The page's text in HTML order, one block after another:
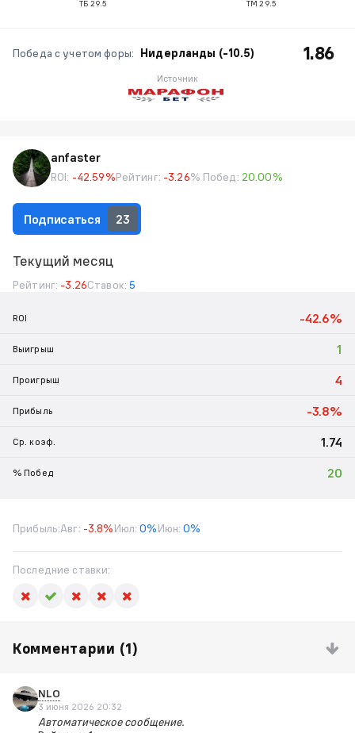
ТБ 29.5 ТМ 29.5
Источник
Победа с учетом форы: Нидерланды (-10.5) 1.86
anfaster
ROI: -42.59%Рейтинг: -3.26% Побед: 20.00%
Подписаться 23
Текущий месяц
Рейтинг: -3.26Ставок:5
ROI -42.6%
Выигрыш 1
Проигрыш 4
Прибыль -3.8%
Ср. коэф. 1.74
% Побед 20
Прибыль:Авг: -3.8%Июл:0%Июн:0%
Последние ставки:
Комментарии (1)
NLO
3 июня 2026 20:32
Автоматическое сообщение.